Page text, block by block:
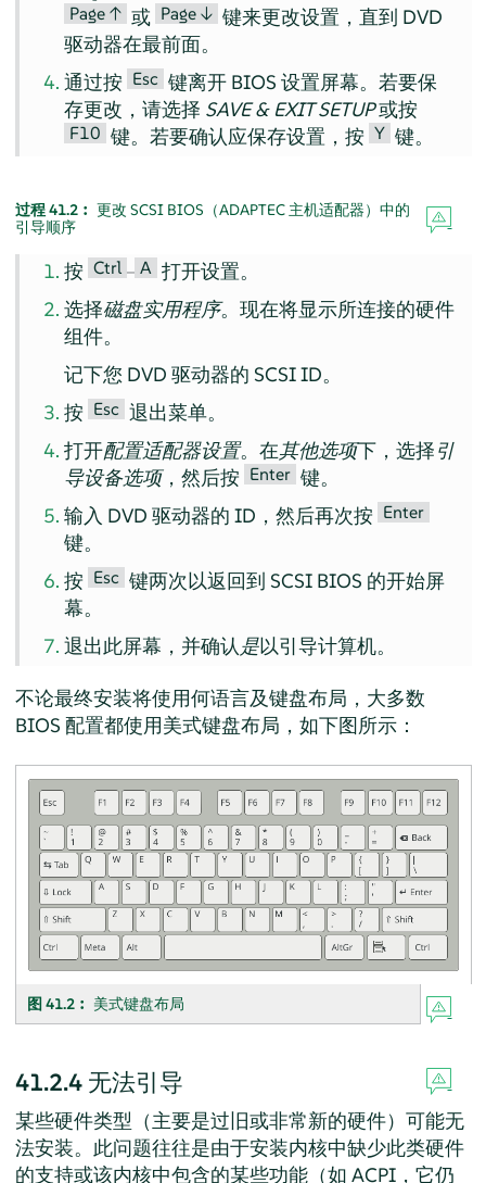
Page ↑ 或 Page ↓ 键来更改设置，直到 DVD
驱动器在最前面。
通过按 Esc 键离开 BIOS 设置屏幕。若要保
存更改，请选择 SAVE & EXIT SETUP或按
F10 键。若要确认应保存设置，按 Y 键。
过程 41.2︰ 更改 SCSI BIOS（ADAPTEC 主机适配器）中的
引导顺序
按 Ctrl – A 打开设置。
选择磁盘实用程序。现在将显示所连接的硬件
组件。
记下您 DVD 驱动器的 SCSI ID。
按 Esc 退出菜单。
打开配置适配器设置。在其他选项下，选择引
导设备选项，然后按 Enter 键。
输入 DVD 驱动器的 ID，然后再次按 Enter
键。
按 Esc 键两次以返回到 SCSI BIOS 的开始屏
幕。
退出此屏幕，并确认 是以引导计算机。
不论最终安装将使用何语言及键盘布局，大多数
BIOS 配置都使用美式键盘布局，如下图所示：
图 41.2︰ 美式键盘布局
41.2.4 无法引导
某些硬件类型（主要是过旧或非常新的硬件）可能无
法安装。此问题往往是由于安装内核中缺少此类硬件
的支持或该内核中包含的某些功能（如 ACPI，它仍